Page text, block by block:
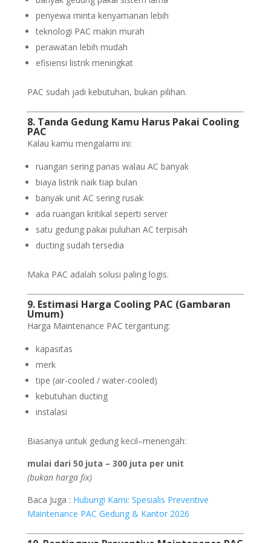
penyewa minta kenyamanan lebih
teknologi PAC makin murah
perawatan lebih mudah
efisiensi listrik meningkat
PAC sudah jadi kebutuhan, bukan pilihan.
8. Tanda Gedung Kamu Harus Pakai Cooling
PAC
Kalau kamu mengalami ini:
ruangan sering panas walau AC banyak
biaya listrik naik tiap bulan
banyak unit AC sering rusak
ada ruangan kritikal seperti server
satu gedung pakai puluhan AC terpisah
ducting sudah tersedia
Maka PAC adalah solusi paling logis.
9. Estimasi Harga Cooling PAC (Gambaran
Umum)
Harga Maintenance PAC tergantung:
kapasitas
merk
tipe (air-cooled / water-cooled)
kebutuhan ducting
instalasi
Biasanya untuk gedung kecil–menengah:
mulai dari 50 juta – 300 juta per unit
(bukan harga fix)
Baca Juga : Hubungi Kami: Spesialis Preventive
Maintenance PAC Gedung & Kantor 2026